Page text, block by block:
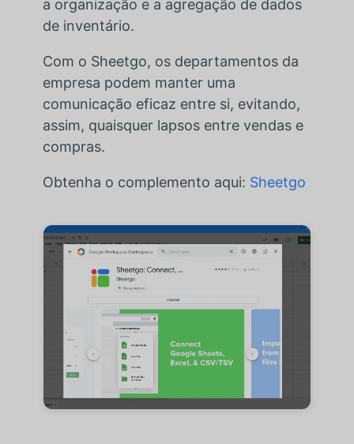
a organização e a agregação de dados
de inventário.
Com o Sheetgo, os departamentos da
empresa podem manter uma
comunicação eficaz entre si, evitando,
assim, quaisquer lapsos entre vendas e
compras.
Obtenha o complemento aqui: Sheetgo